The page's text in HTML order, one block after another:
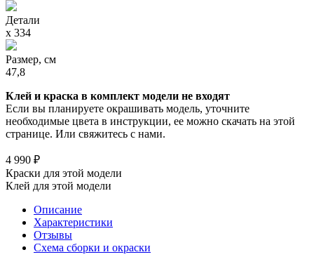
Детали
х 334
Размер, см
47,8
Клей и краска в комплект модели не входят
Если вы планируете окрашивать модель, уточните
необходимые цвета в инструкции, ее можно скачать на этой
странице. Или свяжитесь с нами.
4 990 ₽
Краски для этой модели
Клей для этой модели
Описание
Характеристики
Отзывы
Схема сборки и окраски